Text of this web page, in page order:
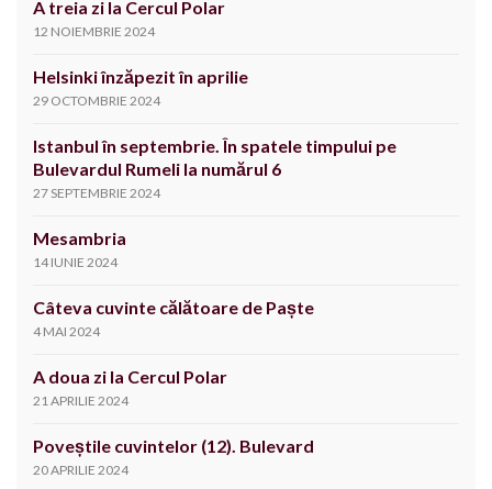
A treia zi la Cercul Polar
12 NOIEMBRIE 2024
Helsinki înzăpezit în aprilie
29 OCTOMBRIE 2024
Istanbul în septembrie. În spatele timpului pe
Bulevardul Rumeli la numărul 6
27 SEPTEMBRIE 2024
Mesambria
14 IUNIE 2024
Câteva cuvinte călătoare de Paște
4 MAI 2024
A doua zi la Cercul Polar
21 APRILIE 2024
Poveștile cuvintelor (12). Bulevard
20 APRILIE 2024